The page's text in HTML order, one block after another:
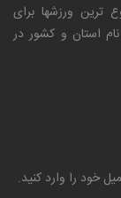
ترین ورزشها برای
نام استان و کشور در
خود را وارد کنید.